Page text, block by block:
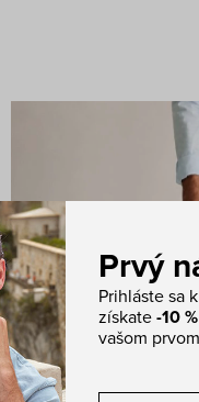
Prvý
Prihláste sa
získate-10
vašom